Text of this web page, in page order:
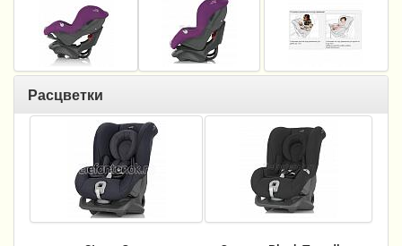
Манежи
Безопасность ребенка
Ходунки и прыгунки
Игры и развитие
Принадлежности для выписки
Сумки для мам и детей
Расцветки